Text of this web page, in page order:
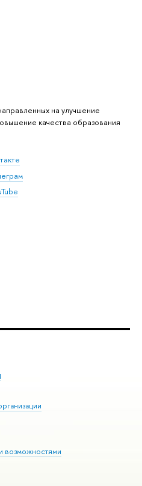
на улучшение
качества образования
возможностями